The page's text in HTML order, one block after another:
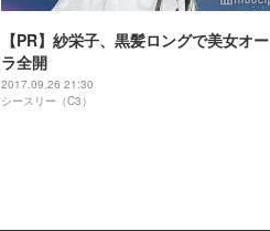
【PR】紗栄子、黒髪ロングで美女オー
ラ全開
2017.09.26 21:30
シースリー（C3）